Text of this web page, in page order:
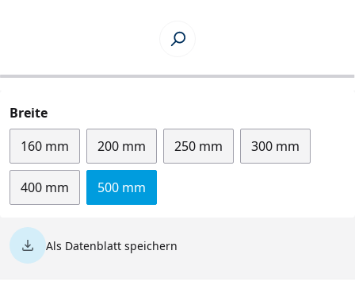
Breiteauswählen
160 mm
200 mm 250 mm 300 mm
400 mm 500 mm
Als Datenblatt speichern